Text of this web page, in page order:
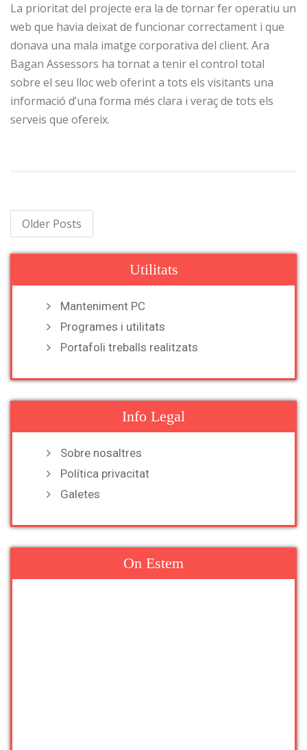
La prioritat del projecte era la de tornar fer operatiu un
web que havia deixat de funcionar correctament i que
donava una mala imatge corporativa del client. Ara
Bagan Assessors ha tornat a tenir el control total
sobre el seu lloc web oferint a tots els visitants una
informació d’una forma més clara i veraç de tots els
serveis que ofereix.
Older Posts
Utilitats
Manteniment PC
Programes i utilitats
Portafoli treballs realitzats
Info Legal
Sobre nosaltres
Política privacitat
Galetes
On Estem